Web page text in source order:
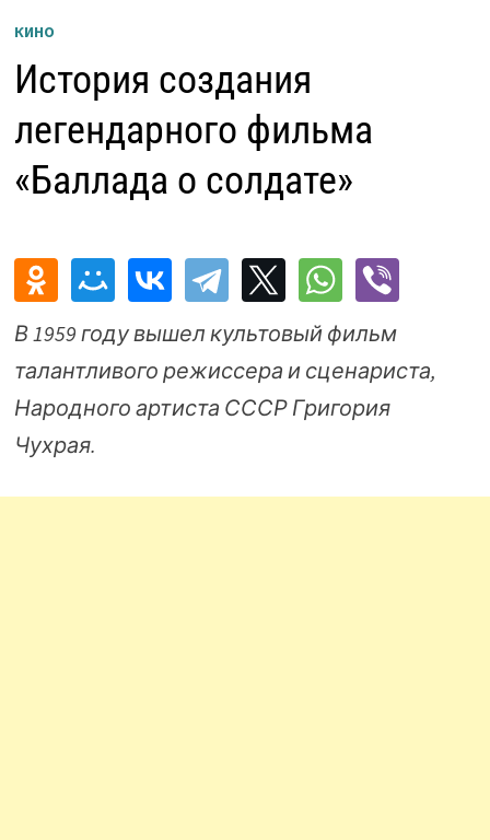
КИНО
История создания
легендарного фильма
«Баллада о солдате»
В 1959 году вышел культовый фильм
талантливого режиссера и сценариста,
Народного артиста СССР Григория
Чухрая.